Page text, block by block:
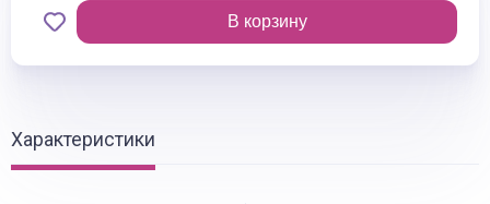
В корзину
Характеристики